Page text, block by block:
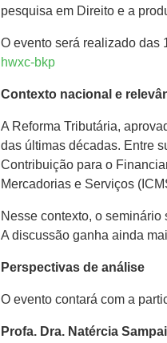
pesquisa em Direito e a
O evento será realizado das
hwxc-bkp
Contexto nacional e
A Reforma Tributária,
das últimas décadas. Entre
Contribuição para o
Mercadorias e Serviços
Nesse contexto, o
A discussão ganha ainda
Perspectivas de análise
O evento contará com a
Profa. Dra. Natércia